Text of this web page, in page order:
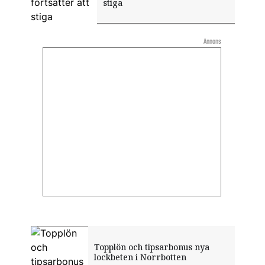
stiga
Topplön och tipsarbonus nya
lockbeten i Norrbotten
Annons